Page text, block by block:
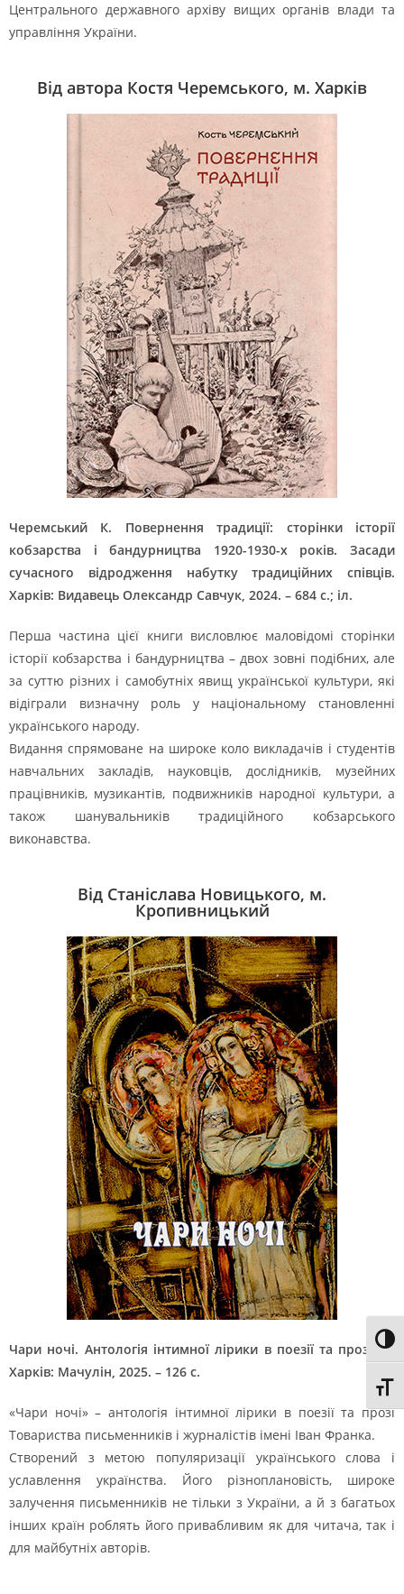
Центрального державного архіву вищих органів влади та
управління України.
Від автора Костя Черемського, м. Харків
Черемський К. Повернення традиції: сторінки історії
кобзарства і бандурництва 1920-1930-х років. Засади
сучасного відродження набутку традиційних співців.
Харків: Видавець Олександр Савчук, 2024. – 684 с.; іл.
Перша частина цієї книги висловлює маловідомі сторінки
історії кобзарства і бандурництва – двох зовні подібних, але
за суттю різних і самобутніх явищ української культури, які
відіграли визначну роль у національному становленні
українського народу.
Видання спрямоване на широке коло викладачів і студентів
навчальних закладів, науковців, дослідників, музейних
працівників, музикантів, подвижників народної культури, а
також шанувальників традиційного кобзарського
виконавства.
Від Станіслава Новицького, м.
Кропивницький
Чари ночі. Антологія інтимної лірики в поезії та прозі / –
Харків: Мачулін, 2025. – 126 с.
«Чари ночі» – антологія інтимної лірики в поезії та прозі
Товариства письменників і журналістів імені Іван Франка.
Створений з метою популяризації українського слова і
уславлення українства. Його різноплановість, широке
залучення письменників не тільки з України, а й з багатьох
інших країн роблять його привабливим як для читача, так і
для майбутніх авторів.